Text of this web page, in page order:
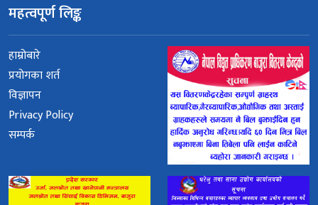
महत्वपूर्ण लिङ्क
हाम्रोबारे
प्रयोगका शर्त
विज्ञापन
Privacy Policy
सम्पर्क